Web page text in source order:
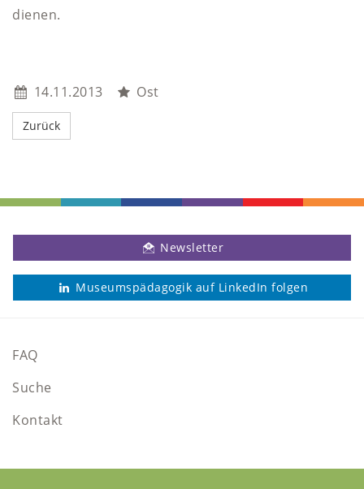
dienen.
14.11.2013 Ost
Newsletter
Museumspädagogik auf LinkedIn folgen
FAQ
Suche
Kontakt